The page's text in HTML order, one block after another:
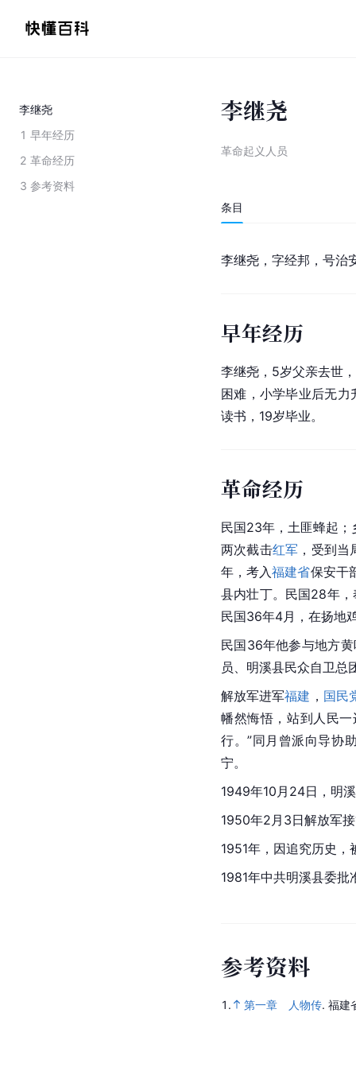
李继尧
1 早年经历
2 革命经历
3 参考资料
李继尧
革命起义人员
条目
李继尧，字经邦，号治
早年经历
李继尧，5岁父亲去世
困难，小学毕业后无
读书，19岁毕业。
革命经历
民国23年，土匪蜂起
两次截击红军 ，受到
年，考入福建省保安干
县内壮丁。民国28年
民国36年4月，在扬地
民国36年他参与地方
员、明溪县民众自卫总
解放军进军福建 ， 国民
幡然悔悟，站到人民
行。”同月曾派向导协
宁。
1949年10月24日，明
1950年2月3日解放军
1951年，因追究历史
1981年中共明溪县委
参考资料
1. 第一章 人物传. 福建